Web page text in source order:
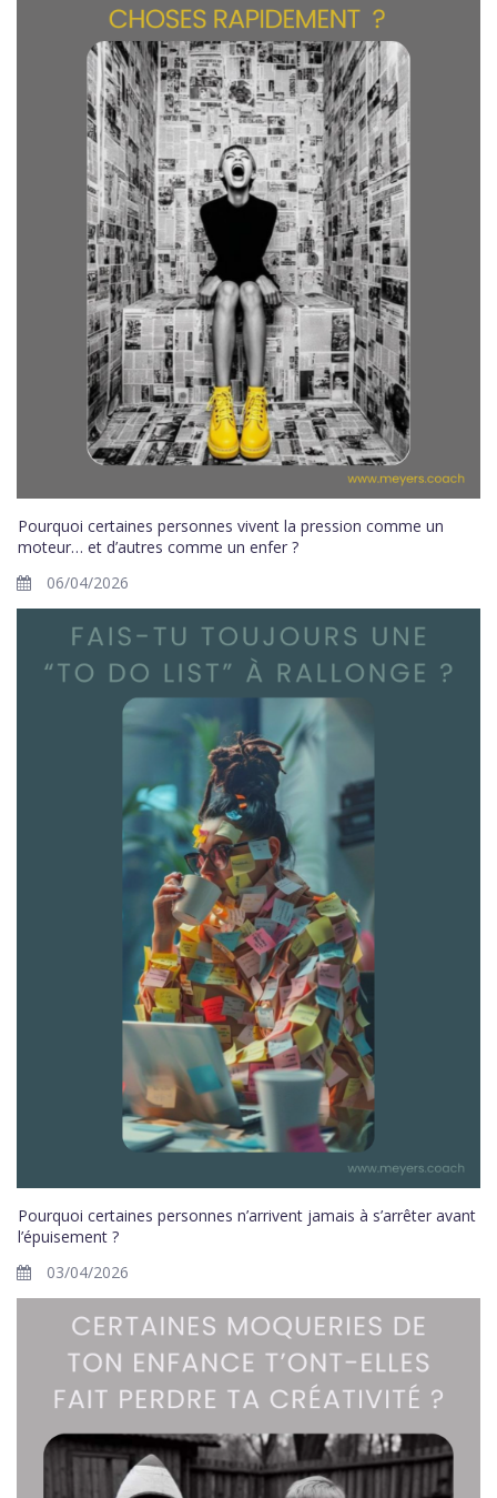
Pourquoi certaines personnes vivent la pression comme un
moteur… et d’autres comme un enfer ?
06/04/2026
Pourquoi certaines personnes n’arrivent jamais à s’arrêter avant
l’épuisement ?
03/04/2026